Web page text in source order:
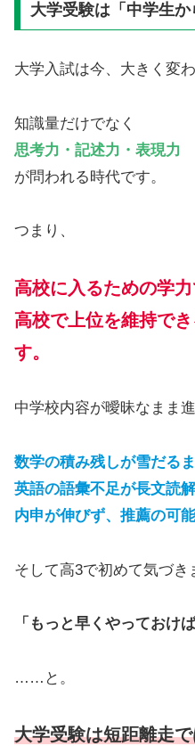
大学受験は「中学生か
大学入試は今、大きく変
知識量だけでなく
思考力・記述力・表現力
が問われる時代です。
つまり、
高校に入るための学力
高校で上位を維持で
す。
中学校内容が曖昧なまま進
数学の積み残しが雪だる
英語の語彙不足が長文読
内申が伸びず、推薦の可
そして高3で初めて気づき
「もっと早くやっておけ
……と。
大学受験は短距離走